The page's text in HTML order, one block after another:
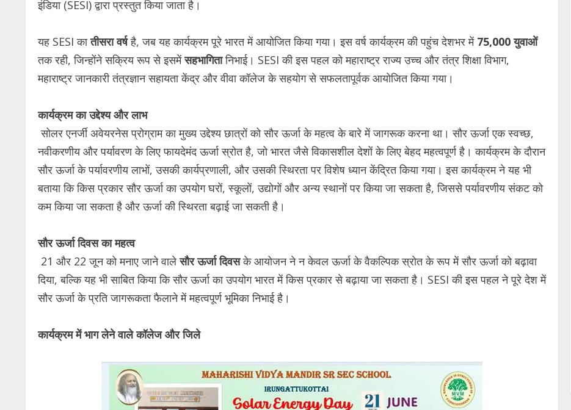
इंडिया (SESI) द्वारा प्रस्तुत किया जाता है।
यह SESI कातीसरा वर्षहै, जब यह कार्यक्रम पूरे भारत में आयोजित किया गया। इस वर्ष कार्यक्रम की पहुंच देशभर में 75,000 युवाओं
तक रही, जिन्होंने सक्रिय रूप से इसमेंसहभागितानिभाई। SESI की इस पहल को महाराष्ट्र राज्य उच्च और तंत्र शिक्षा विभाग,
महाराष्ट्र जानकारी तंत्रज्ञान सहायता केंद्र और वीवा कॉलेज के सहयोग से सफलतापूर्वक आयोजित किया गया।
कार्यक्रम का उद्देश्य और लाभ
सोलर एनर्जी अवेयरनेस प्रोग्राम का मुख्य उद्देश्य छात्रों को सौर ऊर्जा के महत्व के बारे में जागरूक करना था। सौर ऊर्जा एक स्वच्छ,
नवीकरणीय और पर्यावरण के लिए फायदेमंद ऊर्जा स्रोत है, जो भारत जैसे विकासशील देशों के लिए बेहद महत्वपूर्ण है। कार्यक्रम के दौरान
सौर ऊर्जा के पर्यावरणीय लाभों, उसकी कार्यप्रणाली, और उसकी स्थिरता पर विशेष ध्यान केंद्रित किया गया। इस कार्यक्रम ने यह भी
बताया कि किस प्रकार सौर ऊर्जा का उपयोग घरों, स्कूलों, उद्योगों और अन्य स्थानों पर किया जा सकता है, जिससे पर्यावरणीय संकट को
कम किया जा सकता है और ऊर्जा की स्थिरता बढ़ाई जा सकती है।
सौर ऊर्जा दिवस का महत्व
21 और 22 जून को मनाए जाने वालेसौर ऊर्जा दिवसके आयोजन ने न केवल ऊर्जा के वैकल्पिक स्रोत के रूप में सौर ऊर्जा को बढ़ावा
दिया, बल्कि यह भी साबित किया कि सौर ऊर्जा का उपयोग भारत में किस प्रकार से बढ़ाया जा सकता है। SESI की इस पहल ने पूरे देश में
सौर ऊर्जा के प्रति जागरूकता फैलाने में महत्वपूर्ण भूमिका निभाई है।
कार्यक्रम में भाग लेने वाले कॉलेज और जिले